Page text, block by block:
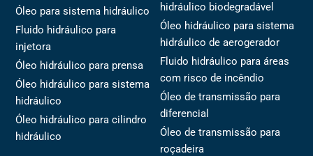
Óleo para sistema hidráulico
Fluido hidráulico para
injetora
Óleo hidráulico para prensa
Óleo hidráulico para sistema
hidráulico
Óleo hidráulico para cilindro
hidráulico
hidráulico biodegradável
Óleo hidráulico para sistema
hidráulico de aerogerador
Fluido hidráulico para áreas
com risco de incêndio
Óleo de transmissão para
diferencial
Óleo de transmissão para
roçadeira